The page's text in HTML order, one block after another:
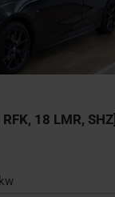
18 LMR, SHZ]